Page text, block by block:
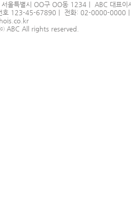
울특별시 OO구 OO동 1234｜ ABC 대표
호 123-45-67890｜ 전화: 02-0000-
ABC All rights reserved.